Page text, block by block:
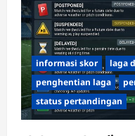
informasi skor laga
penghentian laga
status pertandingan